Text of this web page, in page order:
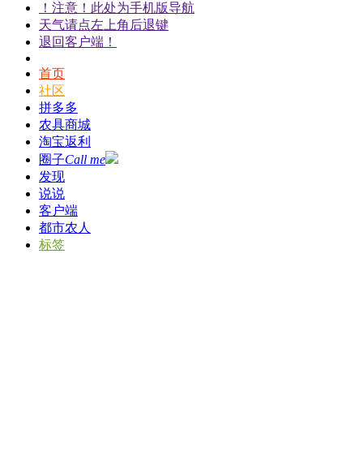
！注意！此处为手机版导航
天气请点左上角后退键
退回客户端！
首页
社区
拼多多
农具商城
淘宝返利
圈子Call me
发现
说说
客户端
都市农人
标签